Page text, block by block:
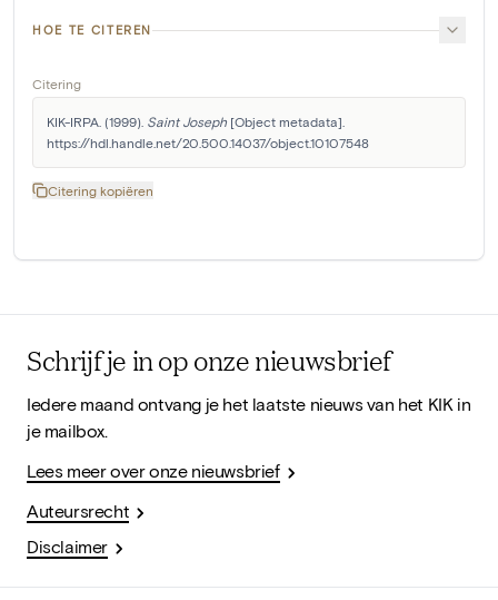
HOE TE CITEREN
Citering
KIK-IRPA. (1999). Saint Joseph [Object metadata].
https://hdl.handle.net/20.500.14037/object.10107548
Citering kopiëren
Schrijf je in op onze nieuwsbrief
Iedere maand ontvang je het laatste nieuws van het KIK in
je mailbox.
Lees meer over onze nieuwsbrief
Auteursrecht
Disclaimer